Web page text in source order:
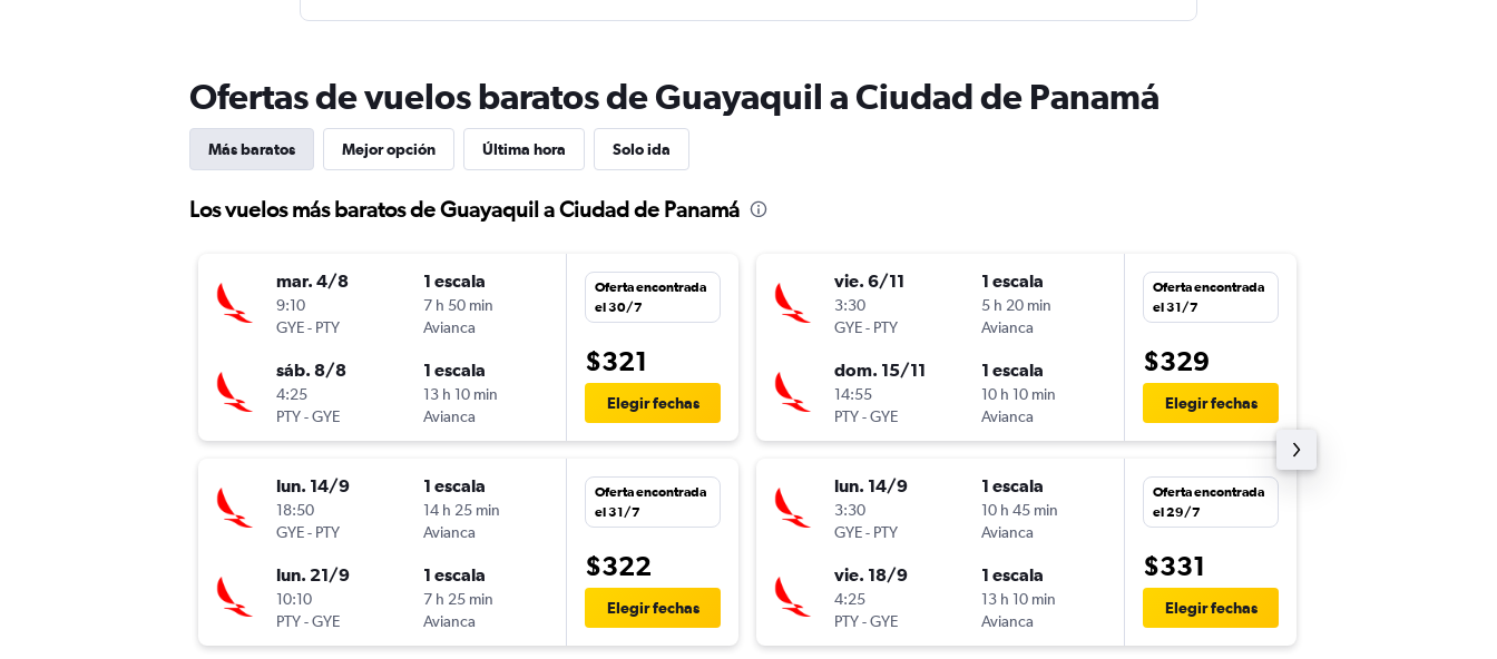
Ofertas de vuelos baratos de Guayaquil a Ciudad de Panamá
Más baratos Mejor opción Última hora Solo ida
Los vuelos más baratos de Guayaquil a Ciudad de Panamá
mar. 4/8
9:10
GYE- PTY
1 escala
7 h 50 min
Avianca
sáb. 8/8
4:25
PTY-GYE
1 escala
13 h 10 min
Avianca
Oferta encontrada
el 30/7
$321
Elegir fechas
lun. 14/9
18:50
GYE- PTY
1 escala
14 h 25 min
Avianca
lun. 21/9
10:10
PTY-GYE
1 escala
7 h 25 min
Avianca
Oferta encontrada
el 31/7
$322
Elegir fechas
vie. 6/11
3:30
GYE- PTY
1 escala
5 h 20 min
Avianca
dom. 15/11
14:55
PTY-GYE
1 escala
10 h 10 min
Avianca
Oferta encontrada
el 31/7
$329
Elegir fechas
lun. 14/9
3:30
GYE- PTY
1 escala
10 h 45 min
Avianca
vie. 18/9
4:25
PTY-GYE
1 escala
13 h 10 min
Avianca
Oferta encontrada
el 29/7
$331
Elegir fechas